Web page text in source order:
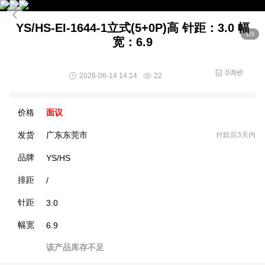
1/3
YS/HS-EI-1644-1立式(5+0P)高 针距：3.0 幅
宽：6.9
2026-06-14 14:14 22 0询价
价格 面议
发货 广东东莞市 付款后3天内
品牌 YS/HS
排距 /
针距 3.0
幅宽 6.9
该产品库存不足